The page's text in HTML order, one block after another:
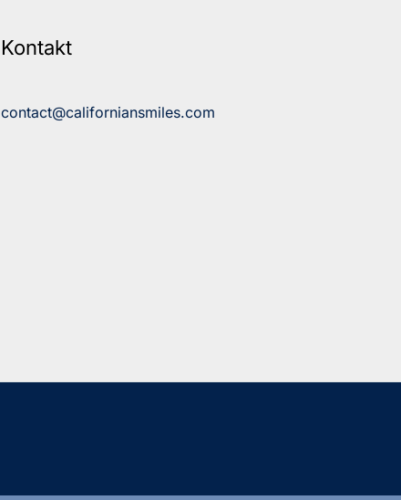
Kontakt
contact@californiansmiles.com